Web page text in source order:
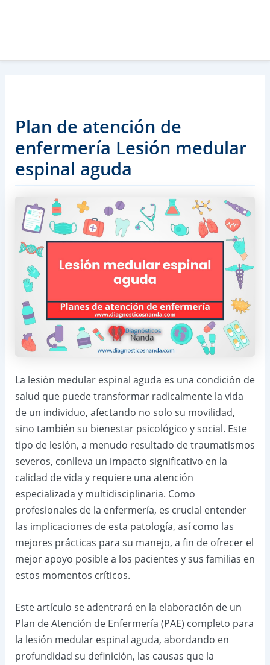
Plan de atención de
enfermería Lesión medular
espinal aguda
La lesión medular espinal aguda es una condición de
salud que puede transformar radicalmente la vida
de un individuo, afectando no solo su movilidad,
sino también su bienestar psicológico y social. Este
tipo de lesión, a menudo resultado de traumatismos
severos, conlleva un impacto significativo en la
calidad de vida y requiere una atención
especializada y multidisciplinaria. Como
profesionales de la enfermería, es crucial entender
las implicaciones de esta patología, así como las
mejores prácticas para su manejo, a fin de ofrecer el
mejor apoyo posible a los pacientes y sus familias en
estos momentos críticos.
Este artículo se adentrará en la elaboración de un
Plan de Atención de Enfermería (PAE) completo para
la lesión medular espinal aguda, abordando en
profundidad su definición, las causas que la